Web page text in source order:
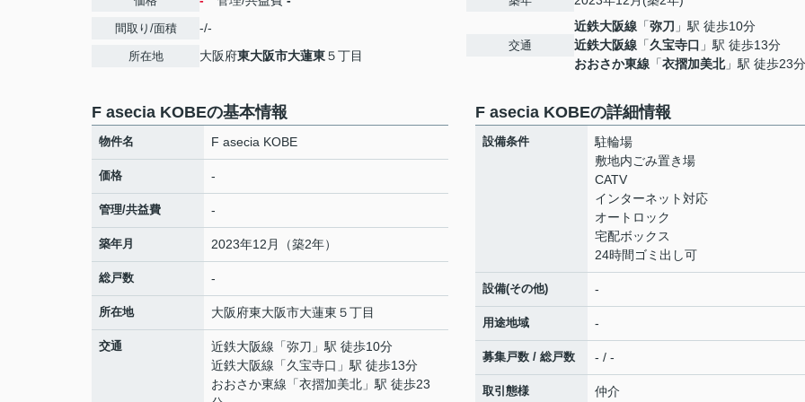
間取り/面積 -/-
所在地 大阪府東大阪市大蓮東５丁目
交通
近鉄大阪線 「弥刀 」駅 徒歩10分
近鉄大阪線 「久宝寺口 」駅 徒歩13分
おおさか東線 「衣摺加美北」駅 徒歩23分
F asecia KOBEの基本情報
物件名 F asecia KOBE
価格 -
管理/共益費 -
築年月 2023年12月（築2年）
総戸数 -
所在地 大阪府東大阪市大蓮東 ５丁目
交通 近鉄大阪線 「弥刀 」駅 徒歩10分
近鉄大阪線 「久宝寺口 」駅 徒歩13分
おおさか東線 「衣摺加美北 」駅 徒歩23
F asecia KOBEの詳細情報
設備条件
駐輪場
敷地内ごみ置き場
CATV
インターネット対応
オートロック
宅配ボックス
24時間ゴミ出し可
設備(その他) -
用途地域 -
募集戸数 / 総戸数 - / -
取引態様 仲介